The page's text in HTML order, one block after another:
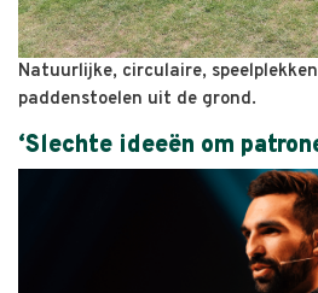
Natuurlijke, circulaire,
paddenstoelen uit de grond.
‘Slechte ideeën om